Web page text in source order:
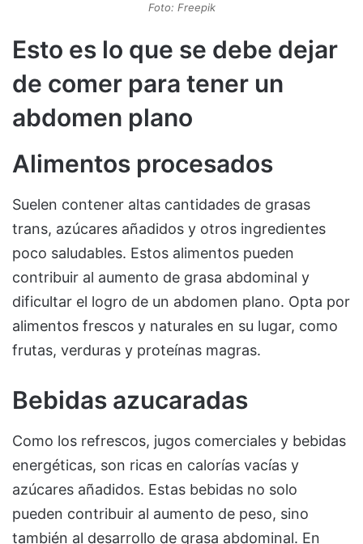
Foto: Freepik
Esto es lo que se debe dejar
de comer para tener un
abdomen plano
Alimentos procesados
Suelen contener altas cantidades de grasas
trans, azúcares añadidos y otros ingredientes
poco saludables. Estos alimentos pueden
contribuir al aumento de grasa abdominal y
dificultar el logro de un abdomen plano. Opta por
alimentos frescos y naturales en su lugar, como
frutas, verduras y proteínas magras.
Bebidas azucaradas
Como los refrescos, jugos comerciales y bebidas
energéticas, son ricas en calorías vacías y
azúcares añadidos. Estas bebidas no solo
pueden contribuir al aumento de peso, sino
también al desarrollo de grasa abdominal. En